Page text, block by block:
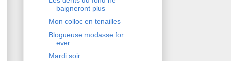
baigneront plus
Mon colloc en tenailles
Blogueuse modasse for
ever
Mardi soir